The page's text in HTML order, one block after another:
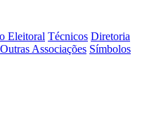
Eleitoral Técnicos Diretoria
Outras Associações Símbolos